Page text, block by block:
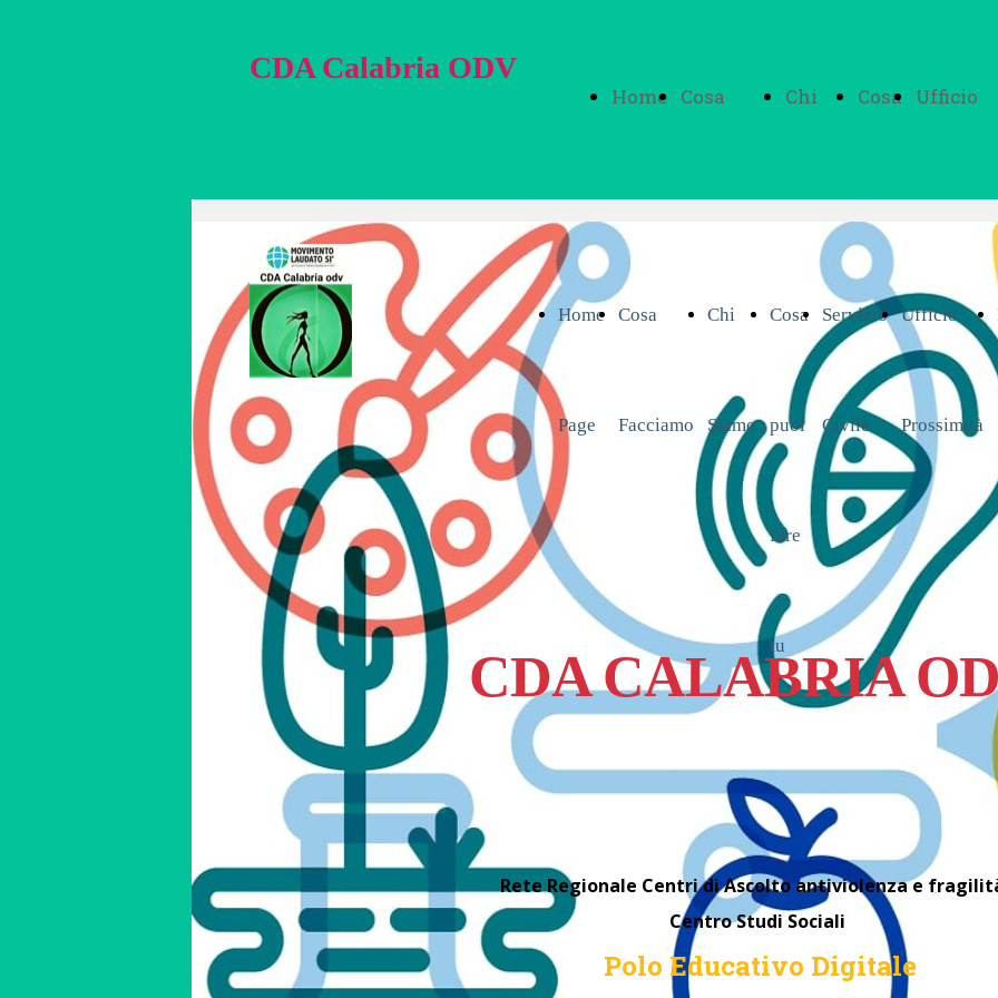
Home
Page
Cosa
Facciamo
Chi
Siamo
Cosa
puoi
fare
tu
Ufficio
CDA Calabria ODV
Home
Page
Cosa
Facciamo
Chi
Siamo
Cosa
puoi
fare
tu
Servizio
Civile
Ufficio
Prossimità
CDA CALABRIA
Rete Regionale Centri di Ascolto antiviolenza e
Centro Studi Sociali
Polo Educativo Digitale